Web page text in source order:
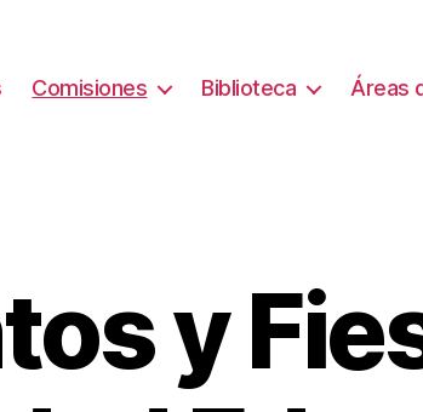
Comisiones Biblioteca Áreas
y